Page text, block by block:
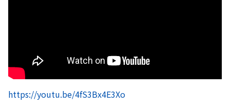
https://youtu.be/4fS3Bx4E3Xo